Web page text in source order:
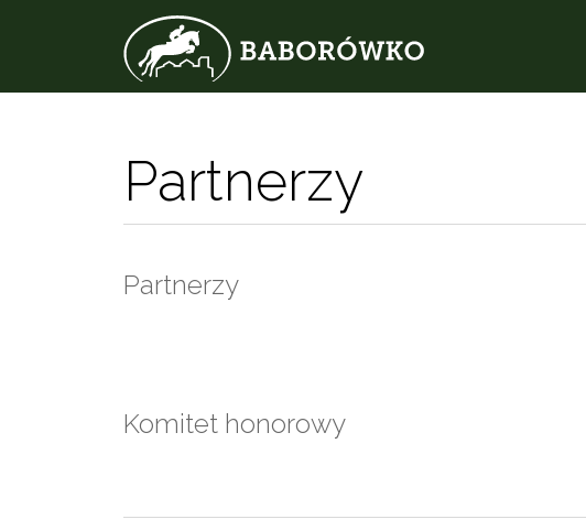
Partnerzy
Partnerzy
Komitet honorowy